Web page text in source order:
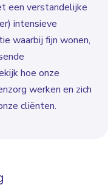
een verstandelijke
intensieve
waarbij fijn wonen,
hoe onze
werken en zich
cliënten.